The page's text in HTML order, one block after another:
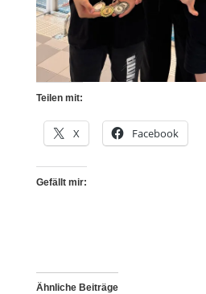
Teilen mit:
X Facebook
Gefällt mir:
Ähnliche Beiträge